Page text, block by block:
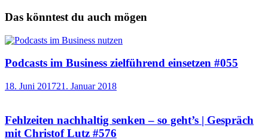
Das könntest du auch mögen
Podcasts im Business zielführend einsetzen #055
18. Juni 201721. Januar 2018
Fehlzeiten nachhaltig senken – so geht’s | Gespräch
mit Christof Lutz #576